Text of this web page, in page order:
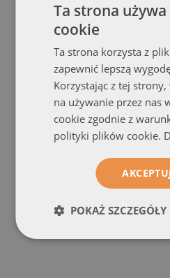
Obraz Akrylowy
Morze Słońce Krajobraz
(#46040390)
rozmiar od: 100x50 cm
Ta strona
cookie
Ta strona korzysta z
zapewnić lepszą
Korzystając z tej strony,
na używanie przez nas
cookie zgodnie z
polityki plików cookie.
POKAŻ SZCZEGÓŁY